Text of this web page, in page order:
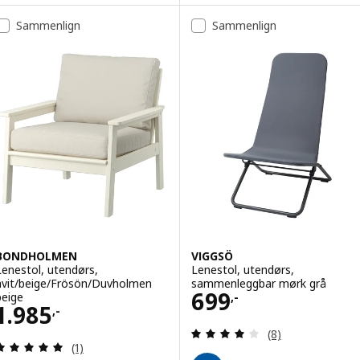
Sammenlign
utendørs,
beige/Frösön/Duvholmen
,-
1985,-
Gjennomgang: 5 av 5 stjerner. Samlede
(1)
Sammenlign
VIGGSÖ
Lenestol, utendørs,
sammenleggbar mørk grå
699,-
Pris 699,-
Gjennomgang:
(8)